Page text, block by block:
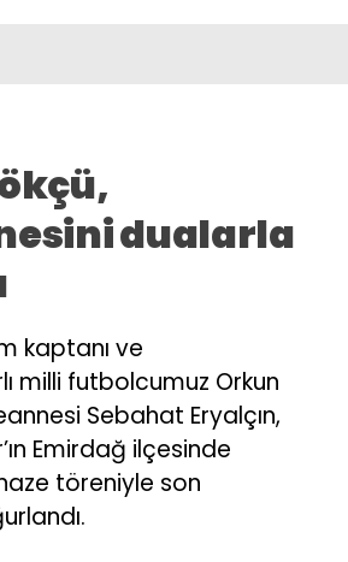
dualarla
kaptanı ve
milli futbolcumuz Orkun
Sebahat Eryalçın,
Emirdağ ilçesinde
töreniyle son